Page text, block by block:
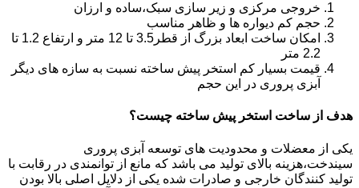
خروجی مرکزی و زیر سازی سبک،ساده و ارزان
حجم کم دیواره ها و ظاهر مناسب
امکان ساخت ابعاد بزرگ از قطر3.5 تا 12 متر و ارتفاع 1.2 تا
2.2 متر
قیمت بسیار کم استخر پیش ساخته نسبت به سازه های دیگر
آبزی پروری در این حجم
هدف از ساخت استخر پیش ساخته چیست؟
یکی از معضلات و محدودیت های توسعه آبزی پروری
سیندخت،هزینه بالای تولید می باشد که مانع از توانمندی در رقابت با
تولید کنندگان خارجی و صادرات شده یکی از دلایل اصلی بالا بودن